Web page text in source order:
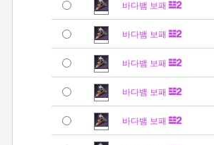
바다뱀 보패
바다뱀 보패
바다뱀 보패
바다뱀 보패
바다뱀 보패